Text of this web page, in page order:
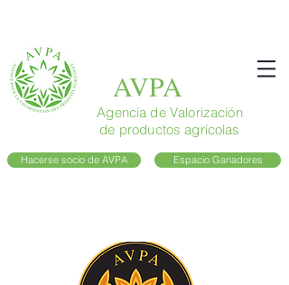
AVPA
Agencia de Valorización
de productos agrícolas
Hacerse socio de AVPA Espacio Ganadores